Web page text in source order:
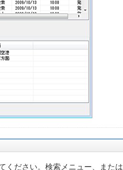
ください。検索メニュー、または